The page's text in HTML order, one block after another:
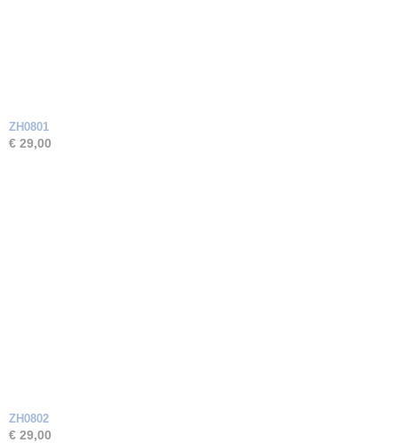
ZH0801
€ 29,00
ZH0802
€ 29,00